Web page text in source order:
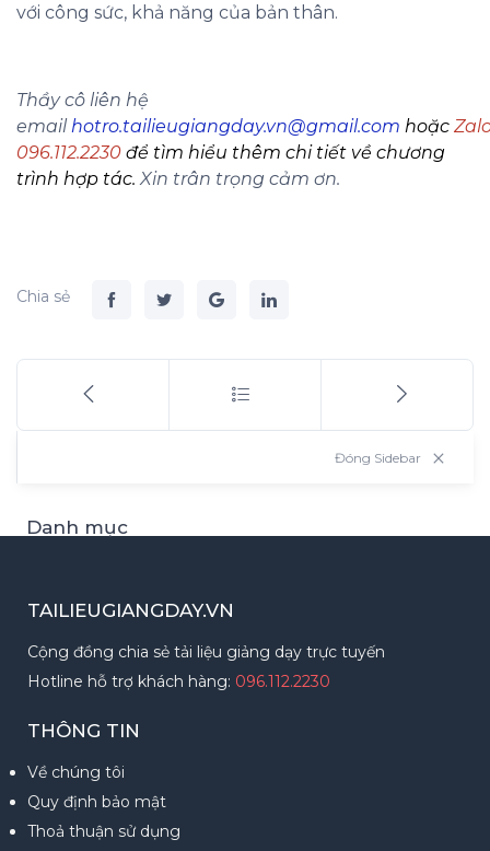
với công sức, khả năng của bản thân.
Thầy cô liên hệ
email hotro.tailieugiangday.vn@gmail.com hoặc
096.112.2230 để tìm hiểu thêm chi tiết về chương
trình hợp tác. Xin trân trọng cảm ơn.
Chia sẻ
Đóng Sidebar ×
Danh mục
Điều khoản sử dụng
Hướng dẫn thanh toán
Bài mới nhất
Đề thi kiểm tra giữa kì 1 Toán 11 Chân Trời
Sáng Tạo có lời giải
TAILIEUGIANGDAY.VN
Cộng đồng chia sẻ tải liệu giảng dạy trực tuyến
Hotline hỗ trợ khách hàng: 096.112.2230
THÔNG TIN
Về chúng tôi
Quy định bảo mật
Thoả thuận sử dụng